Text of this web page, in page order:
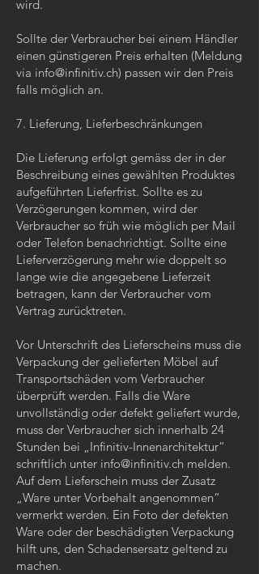
wird.
Sollte der Verbraucher bei einem Händler
einen günstigeren Preis erhalten (Meldung
via info@infinitiv.ch) passen wir den Preis
falls möglich an.
7. Lieferung, Lieferbeschränkungen
Die Lieferung erfolgt gemäss der in der
Beschreibung eines gewählten Produktes
aufgeführten Lieferfrist. Sollte es zu
Verzögerungen kommen, wird der
Verbraucher so früh wie möglich per Mail
oder Telefon benachrichtigt. Sollte eine
Lieferverzögerung mehr wie doppelt so
lange wie die angegebene Lieferzeit
betragen, kann der Verbraucher vom
Vertrag zurücktreten.
Vor Unterschrift des Lieferscheins muss die
Verpackung der gelieferten Möbel auf
Transportschäden vom Verbraucher
überprüft werden. Falls die Ware
unvollständig oder defekt geliefert wurde,
muss der Verbraucher sich innerhalb 24
Stunden bei „Infinitiv-Innenarchitektur“
schriftlich unter info@infinitiv.ch melden.
Auf dem Lieferschein muss der Zusatz
„Ware unter Vorbehalt angenommen“
vermerkt werden. Ein Foto der defekten
Ware oder der beschädigten Verpackung
hilft uns, den Schadensersatz geltend zu
machen.